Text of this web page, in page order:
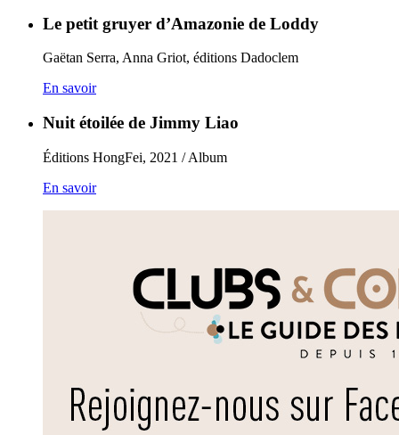
Le petit gruyer d’Amazonie de Loddy
Gaëtan Serra, Anna Griot, éditions Dadoclem
En savoir
Nuit étoilée de Jimmy Liao
Éditions HongFei, 2021 / Album
En savoir